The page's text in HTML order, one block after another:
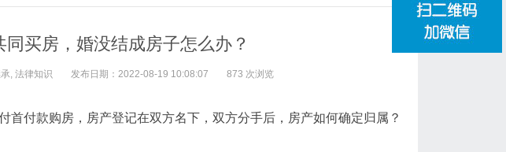
同买房，婚没结成房子怎么办？
, 法律知识 发布日期：2022-08-19 10:08:07 873 次浏览
首付款购房，房产登记在双方名下，双方分手后，房产如何确定归属？